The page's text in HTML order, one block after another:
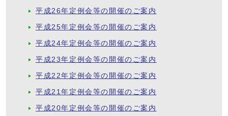
平成26年定例会等の開催のご案内
平成25年定例会等の開催のご案内
平成24年定例会等の開催のご案内
平成23年定例会等の開催のご案内
平成22年定例会等の開催のご案内
平成21年定例会等の開催のご案内
平成20年定例会等の開催のご案内